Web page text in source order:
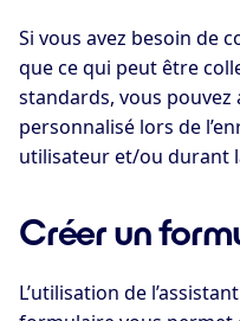
Si vous avez besoin de
que ce qui peut être
standards, vous
personnalisé lors de
utilisateur et/ou durant
Créer un
L’utilisation de